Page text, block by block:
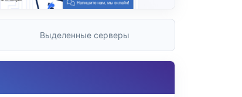
Выделенные серверы